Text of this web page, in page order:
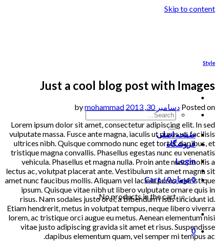
Skip to content
صفحه اصلی
فروشگاه
Login
Cart / تومان0
0
No products in the cart.
0
Style
Just a cool blog post with Images
Posted on دسامبر 30, 2013
mohammad
Lorem ipsum dolor sit amet, consectetur adipiscing elit. In sed
vulputate massa. Fusce ante magna, iaculis ut purus ut, facilisis
ultrices nibh. Quisque commodo nunc eget tortor dapibus, et
tristique magna convallis. Phasellus egestas nunc eu venenatis
vehicula. Phasellus et magna nulla. Proin ante nunc, mollis a
lectus ac, volutpat placerat ante. Vestibulum sit amet magna sit
amet nunc faucibus mollis. Aliquam vel lacinia purus, id tristique
ipsum. Quisque vitae nibh ut libero vulputate ornare quis in
risus. Nam sodales justo orci, a bibendum risus tincidunt id.
Etiam hendrerit, metus in volutpat tempus, neque libero viverra
lorem, ac tristique orci augue eu metus. Aenean elementum nisi
vitae justo adipiscing gravida sit amet et risus. Suspendisse
dapibus elementum quam, vel semper mi tempus ac.